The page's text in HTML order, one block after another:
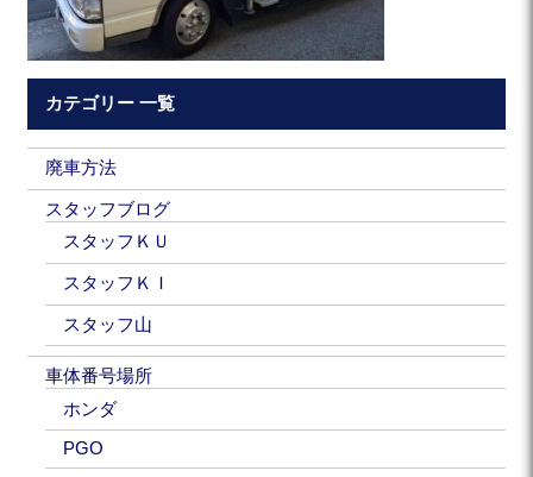
カテゴリー 一覧
廃車方法
スタッフブログ
スタッフＫＵ
スタッフＫＩ
スタッフ山
車体番号場所
ホンダ
PGO